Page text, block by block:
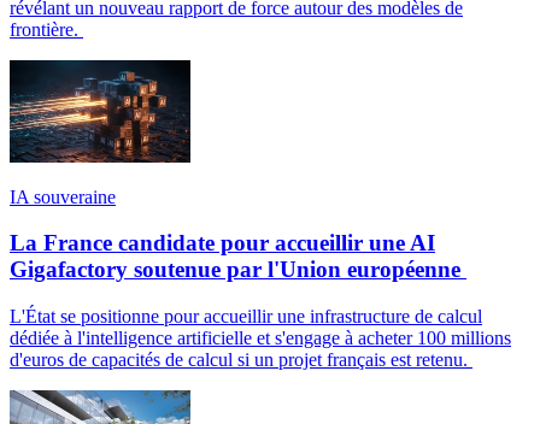
révélant un nouveau rapport de force autour des modèles de
frontière.
IA souveraine
La France candidate pour accueillir une AI
Gigafactory soutenue par l'Union européenne
L'État se positionne pour accueillir une infrastructure de calcul
dédiée à l'intelligence artificielle et s'engage à acheter 100 millions
d'euros de capacités de calcul si un projet français est retenu.